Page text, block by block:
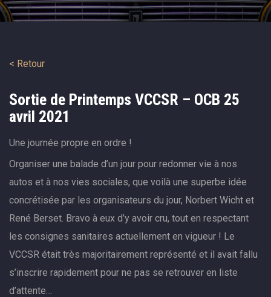
< Retour
Sortie de Printemps VCCSR – OCB 25
avril 2021
Une journée propre en ordre !
Organiser une balade d’un jour pour redonner vie à nos
autos et à nos vies sociales, que voilà une superbe idée
concrétisée par les organisateurs du jour, Norbert Wicht et
René Berset. Bravo à eux d’y avoir cru, tout en respectant
les consignes sanitaires actuellement en vigueur ! Le
VCCSR était très majoritairement représenté et il avait fallu
s’inscrire rapidement pour ne pas se retrouver en liste
d’attente…